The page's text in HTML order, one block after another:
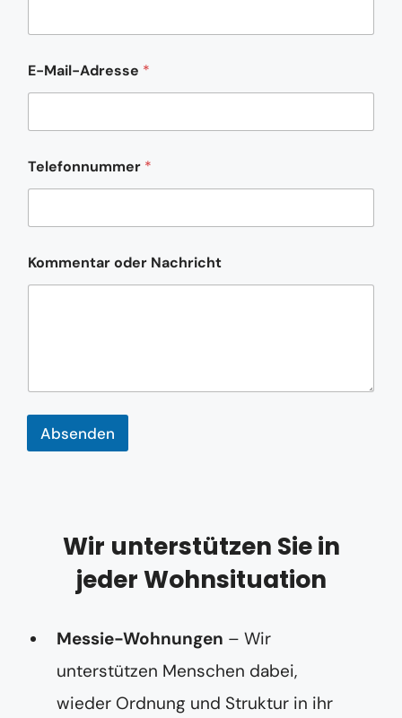
E-Mail-Adresse *
o
m
e
t
a
r
Telefonnummer *
Kommentar oder Nachricht
Absenden
Wir unterstützen Sie in
jeder Wohnsituation
Messie-Wohnungen – Wir
unterstützen Menschen dabei,
wieder Ordnung und Struktur in ihr